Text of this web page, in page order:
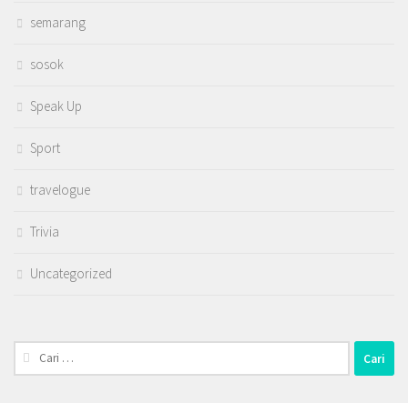
semarang
sosok
Speak Up
Sport
travelogue
Trivia
Uncategorized
Cari
untuk: